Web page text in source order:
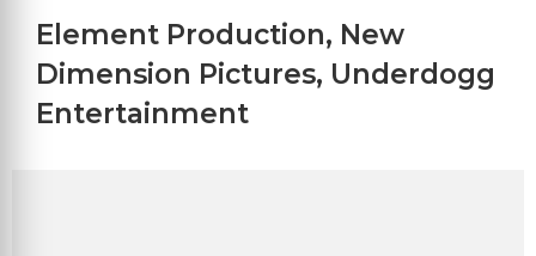
Element Production, New
Dimension Pictures, Underdogg
Entertainment